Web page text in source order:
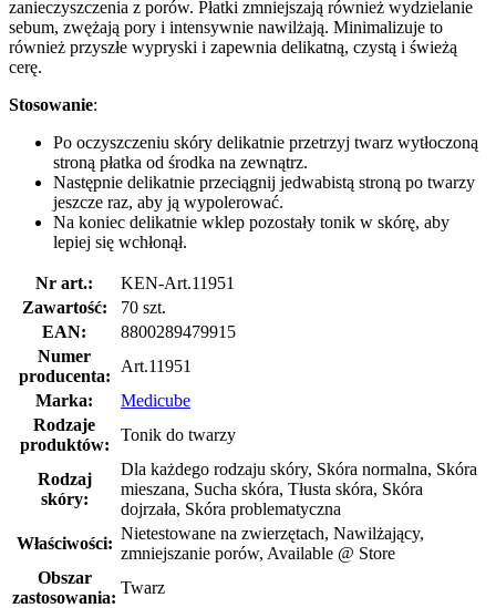
zanieczyszczenia z porów. Płatki zmniejszają również wydzielanie
sebum, zwężają pory i intensywnie nawilżają. Minimalizuje to
również przyszłe wypryski i zapewnia delikatną, czystą i świeżą
cerę.
Stosowanie:
Po oczyszczeniu skóry delikatnie przetrzyj twarz wytłoczoną
stroną płatka od środka na zewnątrz.
Następnie delikatnie przeciągnij jedwabistą stroną po twarzy
jeszcze raz, aby ją wypolerować.
Na koniec delikatnie wklep pozostały tonik w skórę, aby
lepiej się wchłonął.
Nr art.:
KEN-Art.11951
Zawartość:
70 szt.
EAN:
8800289479915
Numer
producenta:
Art.11951
Marka:
Medicube
Rodzaje
produktów:
Tonik do twarzy
Rodzaj
skóry:
Dla każdego rodzaju skóry, Skóra normalna, Skóra
mieszana, Sucha skóra, Tłusta skóra, Skóra
dojrzała, Skóra problematyczna
Właściwości:
Nietestowane na zwierzętach, Nawilżający,
zmniejszanie porów, Available @ Store
Obszar
zastosowania:
Twarz